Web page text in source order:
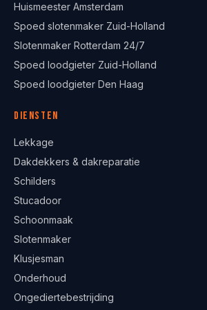
Huismeester Amsterdam
Spoed slotenmaker Zuid-Holland
Slotenmaker Rotterdam 24/7
Spoed loodgieter Zuid-Holland
Spoed loodgieter Den Haag
Diensten
Lekkage
Dakdekkers & dakreparatie
Schilders
Stucadoor
Schoonmaak
Slotenmaker
Klusjesman
Onderhoud
Ongediertebestrijding